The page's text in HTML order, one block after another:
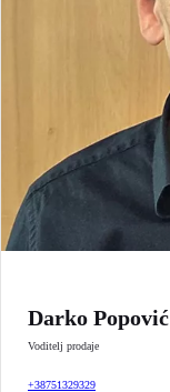
Darko Popović
Voditelj prodaje
+38751329329